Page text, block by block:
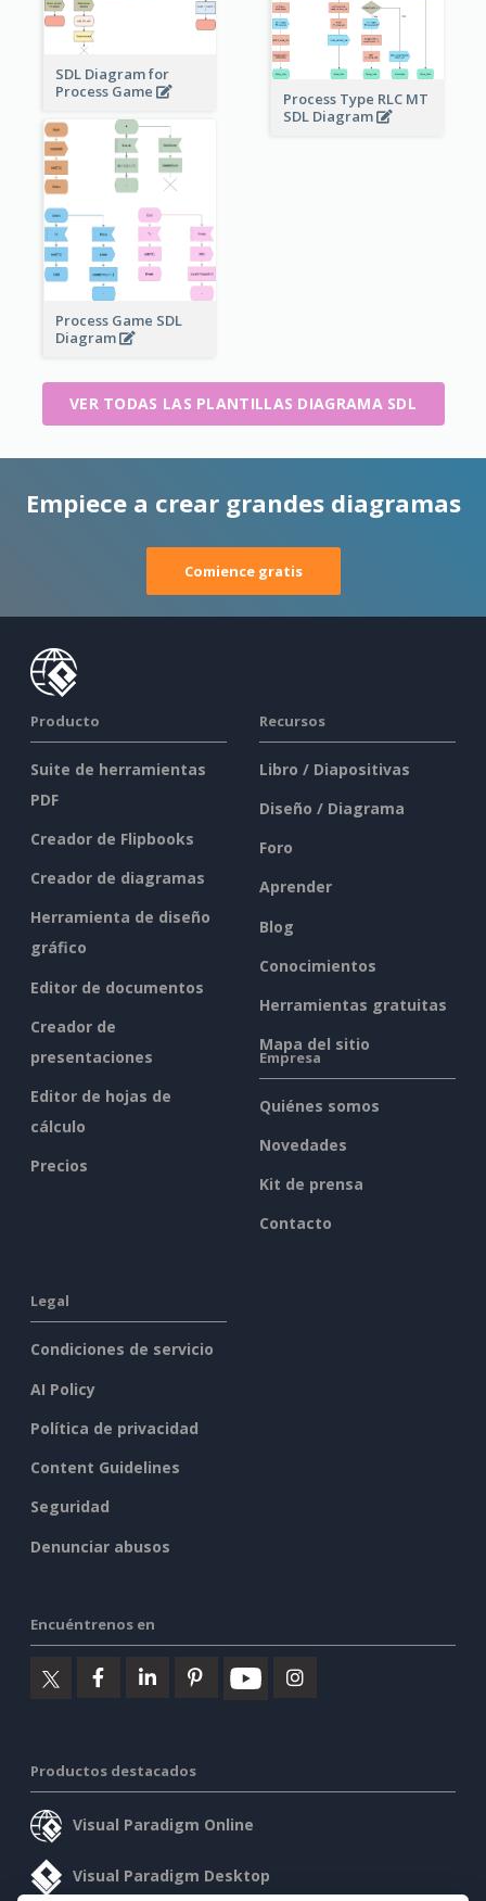
SDL Diagram for
Process Game
Process Type RLC MT
SDL Diagram
Process Game SDL
Diagram
VER TODAS LAS PLANTILLAS DIAGRAMA SDL
Empiece a crear grandes diagramas
Comience gratis
Producto
Suite de herramientas
PDF
Creador de Flipbooks
Creador de diagramas
Herramienta de diseño
gráfico
Editor de documentos
Creador de
presentaciones
Editor de hojas de
cálculo
Precios
Recursos
Libro / Diapositivas
Diseño / Diagrama
Foro
Aprender
Blog
Conocimientos
Herramientas gratuitas
Mapa del sitio
Empresa
Quiénes somos
Novedades
Kit de prensa
Contacto
Legal
Condiciones de servicio
AI Policy
Política de privacidad
Content Guidelines
Seguridad
Denunciar abusos
Encuéntrenos en
Productos destacados
Visual Paradigm Online
Visual Paradigm Desktop